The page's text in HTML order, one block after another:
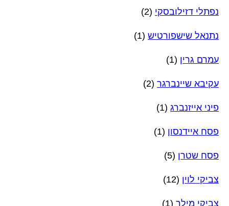
נפתלי דזילובסקי (2)
נתנאל שישפורטיש (1)
עמרם גרין (1)
עקיבא שיינברגר (2)
פיני אייזנברג (1)
פסח איידנסון (1)
פסח שטרן (5)
צביקי לוין (12)
צביקי מילר (1)